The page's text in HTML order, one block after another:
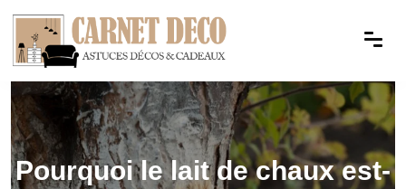
Pourquoi le lait de chaux est-